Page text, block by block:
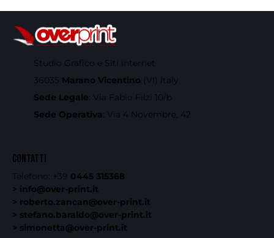
Studio Grafico e Siti internet
36035 Marano Vicentino (VI) Italy
Sede Legale: Via Fabio Filzi 10/b
Sede Operativa: Via 4 Novembre, 42
CONTATTI
Telefono: +39 0445 315368
> info@over-print.it
> roberto.zancan@over-print.it
> stefano.baraldo@over-print.it
> simonetta@over-print.it